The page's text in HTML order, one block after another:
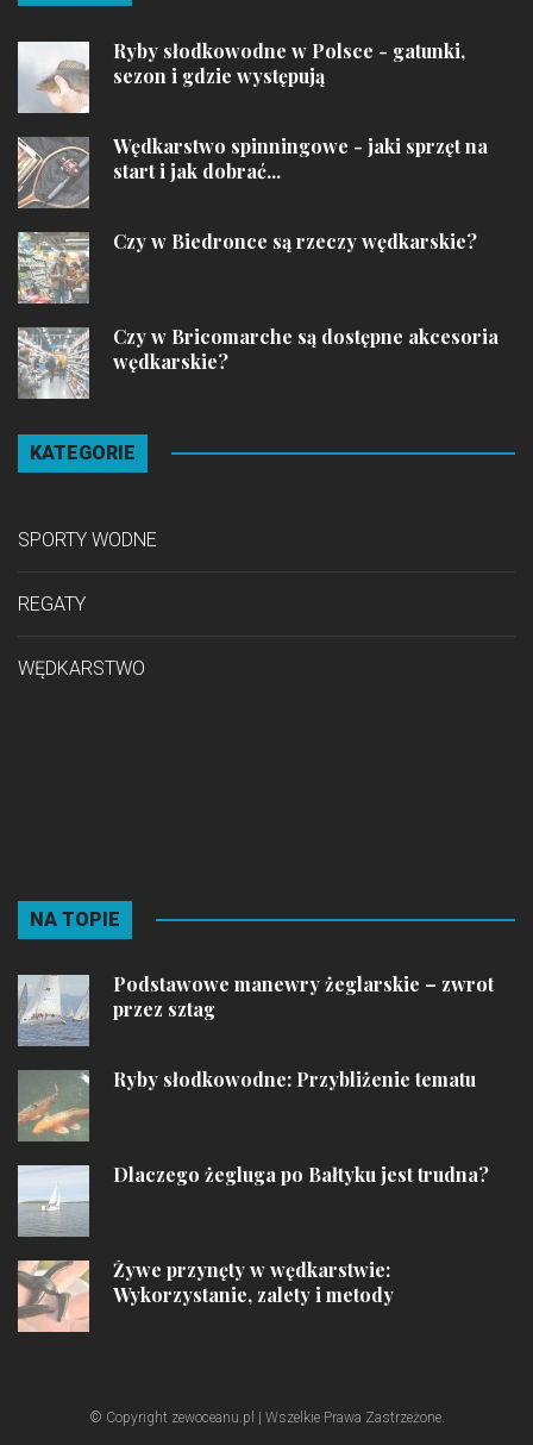
Ryby słodkowodne w Polsce - gatunki,
sezon i gdzie występują
Wędkarstwo spinningowe - jaki sprzęt na
start i jak dobrać...
Czy w Biedronce są rzeczy wędkarskie?
Czy w Bricomarche są dostępne akcesoria
wędkarskie?
KATEGORIE
SPORTY WODNE
REGATY
WĘDKARSTWO
NA TOPIE
Podstawowe manewry żeglarskie – zwrot
przez sztag
Ryby słodkowodne: Przybliżenie tematu
Dlaczego żegluga po Bałtyku jest trudna?
Żywe przynęty w wędkarstwie:
Wykorzystanie, zalety i metody
© Copyright zewoceanu.pl | Wszelkie Prawa Zastrzeżone.